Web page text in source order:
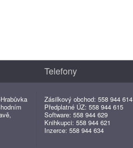
Telefony
Zásilkový obchod: 558 944 614
Předplatné ÚZ: 558 944 615
Software: 558 944 629
Knihkupci: 558 944 621
Inzerce: 558 944 634